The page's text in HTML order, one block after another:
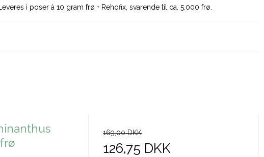
Leveres i poser à 10 gram frø + Rehofix, svarende til ca. 5.000 frø.
169,00 DKK
126,75 DKK